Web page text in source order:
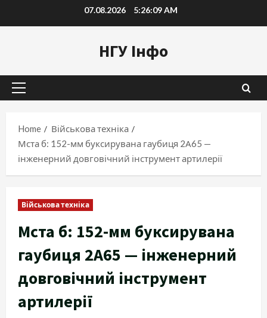
to
07.08.2026 5:26:10 AM
НГУ Інфо
Primary
Home
Військова техніка
Мста б: 152-мм буксирувана гаубиця 2А65 —
інженерний довговічний інструмент артилерії
Військова техніка
Мста б: 152-мм буксирувана
гаубиця 2А65 — інженерний
довговічний інструмент
артилерії